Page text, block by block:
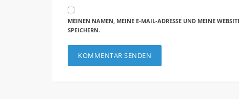
MEINEN NAMEN, MEINE E-MAIL-ADRESSE UND MEINE
SPEICHERN.